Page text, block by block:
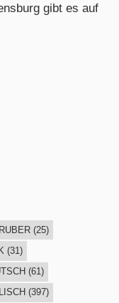
gibt es auf
(25)
(31)
(61)
(397)